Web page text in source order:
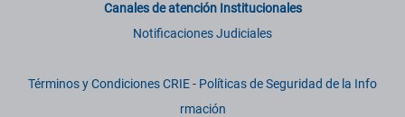
Canales de atención Institucionales
Notificaciones Judiciales
Términos y Condiciones CRIE- Políticas de Seguridad de la Info
rmación